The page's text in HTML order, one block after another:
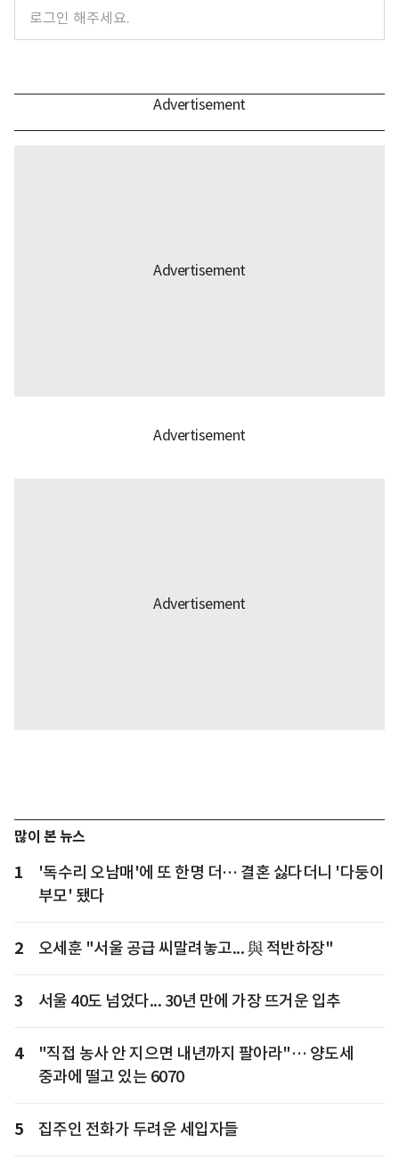
많이 본 뉴스
1
'독수리 오남매'에 또 한명 더… 결혼 싫다더니 '다둥이
부모' 됐다
2 오세훈 "서울 공급 씨말려놓고... 與 적반하장"
3 서울 40도 넘었다... 30년 만에 가장 뜨거운 입추
4
"직접 농사 안 지으면 내년까지 팔아라"… 양도세
중과에 떨고 있는 6070
5 집주인 전화가 두려운 세입자들